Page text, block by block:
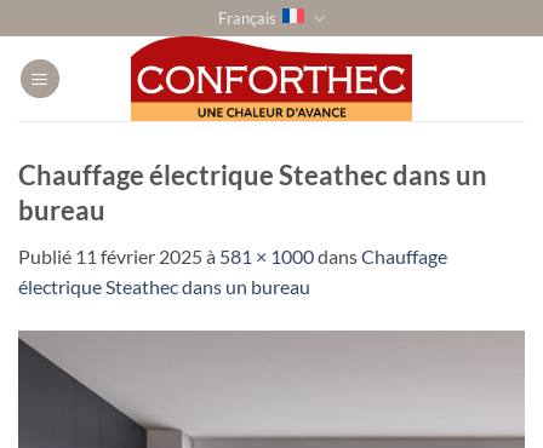
au
contenu
Français
Chauffage électrique Steathec dans un
bureau
Publié 11 février 2025à 581 × 1000dansChauffage
électrique Steathec dans un bureau